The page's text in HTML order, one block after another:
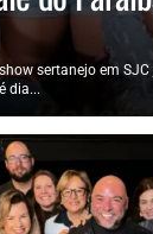
sertanejo em
dia...